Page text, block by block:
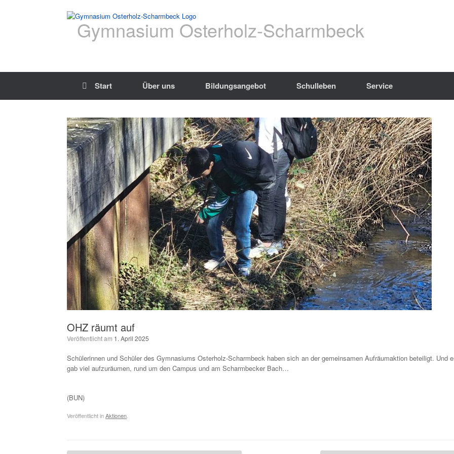
Gymnasium Osterholz-Scharmbeck
Start Über uns Bildungsangebot Schulleben Service
OHZ räumt auf
Veröffentlicht am 1. April 2025
Schülerinnen und Schüler des Gymnasiums Osterholz-Scharmbeck haben sich an der gemeinsamen Aufräumaktion beteiligt. Und
gab viel aufzuräumen, rund um den Campus und am Scharmbecker Bach…
(BUN)
Veröffentlicht inAktionen